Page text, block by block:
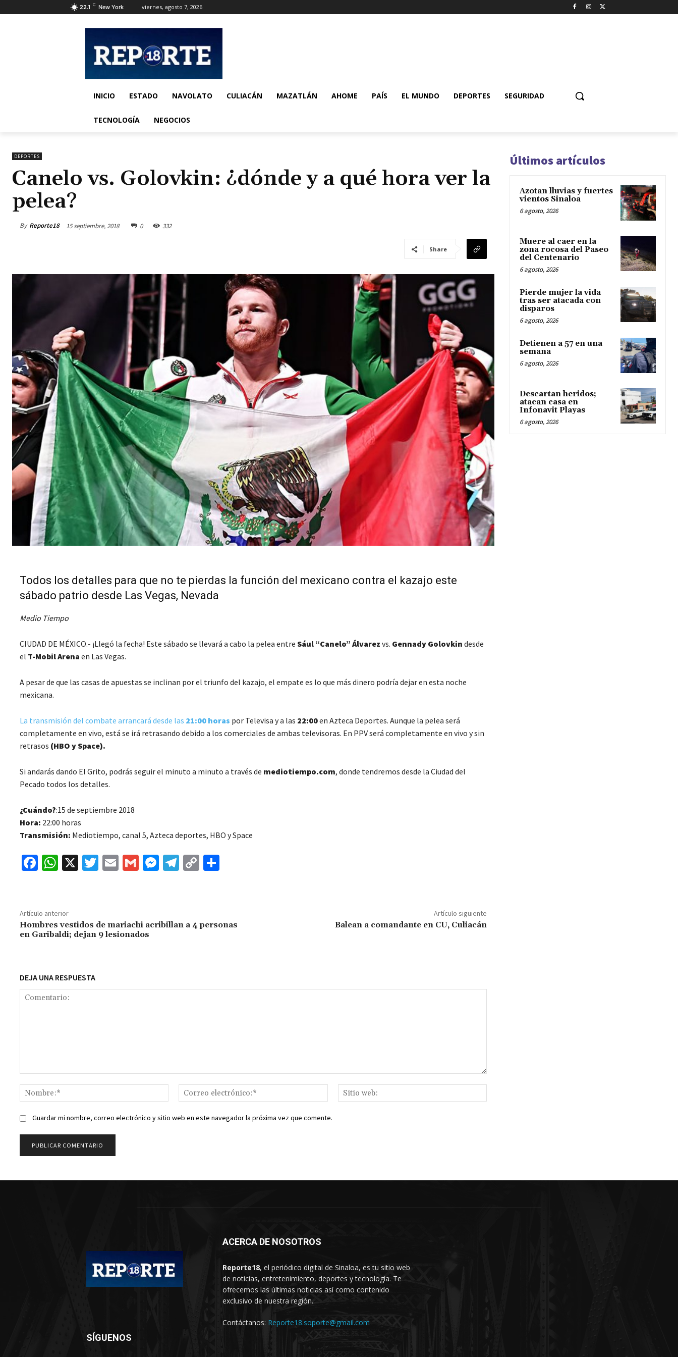
22.1 C New York viernes, agosto 7, 2026
INICIO ESTADO NAVOLATO CULIACÁN MAZATLÁN AHOME PAÍS EL MUNDO DEPORTES SEGURIDAD
TECNOLOGÍA NEGOCIOS
DEPORTES
Canelo vs. Golovkin: ¿dónde y a qué hora ver la
pelea?
By Reporte18 15 septiembre, 2018 0 332
Share
Todos los detalles para que no te pierdas la función del mexicano contra el kazajo este
sábado patrio desde Las Vegas, Nevada
Medio Tiempo
CIUDAD DE MÉXICO.- ¡Llegó la fecha! Este sábado se llevará a cabo la pelea entre Sául “Canelo” Álvarez vs. Gennady Golovkin desde
el T-Mobil Arena en Las Vegas.
A pesar de que las casas de apuestas se inclinan por el triunfo del kazajo, el empate es lo que más dinero podría dejar en esta noche
mexicana.
La transmisión del combate arrancará desde las 21:00 horas por Televisa y a las 22:00en Azteca Deportes. Aunque la pelea será
completamente en vivo, está se irá retrasando debido a los comerciales de ambas televisoras. En PPV será completamente en vivo y sin
retrasos (HBO y Space).
Si andarás dando El Grito, podrás seguir el minuto a minuto a través de mediotiempo.com, donde tendremos desde la Ciudad del
Pecado todos los detalles.
¿Cuándo?:15 de septiembre 2018
Hora: 22:00 horas
Transmisión: Mediotiempo, canal 5, Azteca deportes, HBO y Space
Fa
o
o
k
W
sA
p
p
X
T
E
G
M
ge
Te
m
C
Li ar
Artículo anterior
Hombres vestidos de mariachi acribillan a 4 personas
en Garibaldi; dejan 9 lesionados
Artículo siguiente
Balean a comandante en CU, Culiacán
DEJA UNA RESPUESTA
Nombre:*
Correo
electrónico:*
web:
Guardar mi nombre, correo electrónico y sitio web en este navegador la próxima vez que comente.
Últimos artículos
Azotan lluvias y fuertes
vientos Sinaloa
6 agosto, 2026
Muere al caer en la
zona rocosa del Paseo
del Centenario
6 agosto, 2026
Pierde mujer la vida
tras ser atacada con
disparos
6 agosto, 2026
Detienen a 57 en una
semana
6 agosto, 2026
Descartan heridos;
atacan casa en
Infonavit Playas
6 agosto, 2026
ACERCA DE NOSOTROS
Reporte18, el periódico digital de Sinaloa, es tu sitio web
de noticias, entretenimiento, deportes y tecnología. Te
ofrecemos las últimas noticias así como contenido
exclusivo de nuestra región.
Contáctanos: Reporte18.soporte@gmail.com
SÍGUENOS